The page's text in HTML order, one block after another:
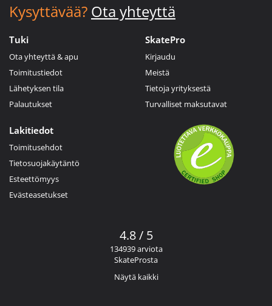
Kysyttävää? Ota yhteyttä
Tuki
Ota yhteyttä & apu
Toimitustiedot
Lähetyksen tila
Palautukset
SkatePro
Kirjaudu
Meistä
Tietoja yrityksestä
Turvalliset maksutavat
Lakitiedot
Toimitusehdot
Tietosuojakäytäntö
Esteettömyys
Evästeasetukset
4.8 / 5
134939 arviota
SkateProsta
Näytä kaikki